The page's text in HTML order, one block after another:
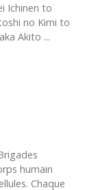
Ichinen to
no Kimi to
Akito ...
humain
Chaque